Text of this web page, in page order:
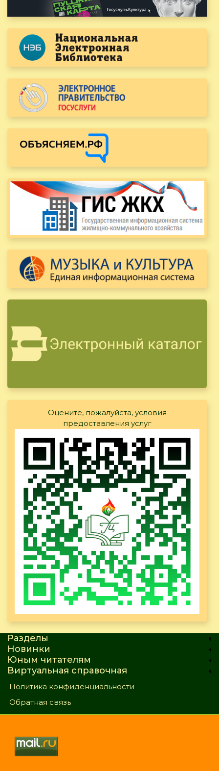
Оцените, пожалуйста, условия
предоставления услуг
Разделы
Новинки
Юным читателям
Виртуальная справочная
Политика конфиденциальности
Обратная связь